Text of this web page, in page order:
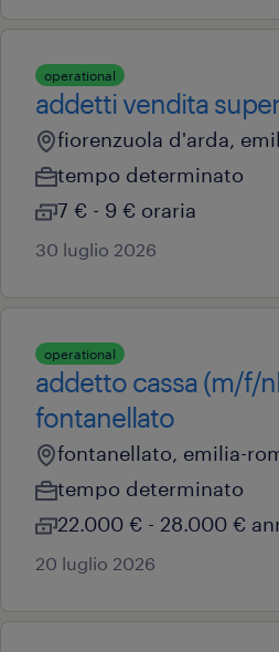
operational
addetti vendita
fiorenzuola d'arda,
tempo determinato
7 € - 9 € oraria
30 luglio 2026
operational
addetto cassa (m/f/
fontanellato
fontanellato, emilia-
tempo determinato
22.000 € - 28.000 €
20 luglio 2026